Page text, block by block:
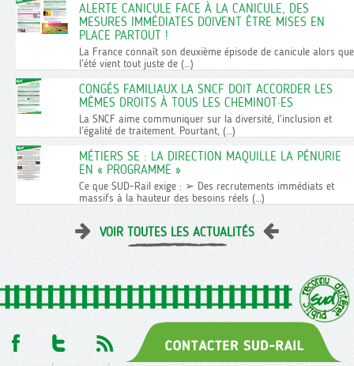
ALERTE CANICULE FACE À LA CANICULE, DES
MESURES IMMÉDIATES DOIVENT ÊTRE MISES EN
PLACE PARTOUT !
La France connaît son deuxième épisode de canicule alors que
l’été vient tout juste de (…)
CONGÉS FAMILIAUX LA SNCF DOIT ACCORDER LES
MÊMES DROITS À TOUS LES CHEMINOT·ES
La SNCF aime communiquer sur la diversité, l’inclusion et
l’égalité de traitement. Pourtant, (…)
MÉTIERS SE : LA DIRECTION MAQUILLE LA PÉNURIE
EN « PROGRAMME »
Ce que SUD-Rail exige : ➢ Des recrutements immédiats et
massifs à la hauteur des besoins réels (…)
VOIR TOUTES LES ACTUALITÉS